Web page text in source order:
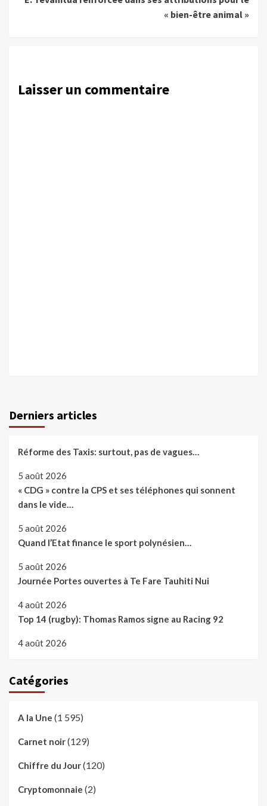
« bien-être animal »
Laisser un commentaire
Derniers articles
Réforme des Taxis: surtout, pas de vagues…
5 août 2026
« CDG » contre la CPS et ses téléphones qui sonnent
dans le vide…
5 août 2026
Quand l’Etat finance le sport polynésien…
5 août 2026
Journée Portes ouvertes à Te Fare Tauhiti Nui
4 août 2026
Top 14 (rugby): Thomas Ramos signe au Racing 92
4 août 2026
Catégories
A la Une (1 595)
Carnet noir(129)
Chiffre du Jour(120)
Cryptomonnaie (2)